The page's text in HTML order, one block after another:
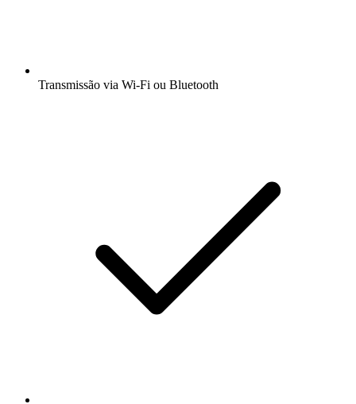
Transmissão via Wi-Fi ou Bluetooth